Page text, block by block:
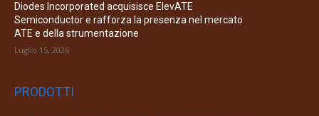
Diodes Incorporated acquisisce ElevATE
Semiconductor e rafforza la presenza nel mercato
ATE e della strumentazione
Luglio 15, 2026
PRODOTTI